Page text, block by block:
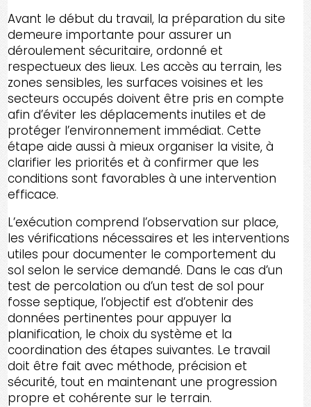
Avant le début du travail, la préparation du site
demeure importante pour assurer un
déroulement sécuritaire, ordonné et
respectueux des lieux. Les accès au terrain, les
zones sensibles, les surfaces voisines et les
secteurs occupés doivent être pris en compte
afin d’éviter les déplacements inutiles et de
protéger l’environnement immédiat. Cette
étape aide aussi à mieux organiser la visite, à
clarifier les priorités et à confirmer que les
conditions sont favorables à une intervention
efficace.
L’exécution comprend l’observation sur place,
les vérifications nécessaires et les interventions
utiles pour documenter le comportement du
sol selon le service demandé. Dans le cas d’un
test de percolation ou d’un test de sol pour
fosse septique, l’objectif est d’obtenir des
données pertinentes pour appuyer la
planification, le choix du système et la
coordination des étapes suivantes. Le travail
doit être fait avec méthode, précision et
sécurité, tout en maintenant une progression
propre et cohérente sur le terrain.